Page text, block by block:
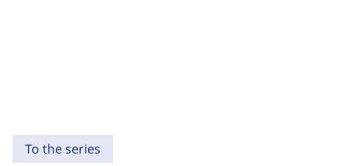
To the series